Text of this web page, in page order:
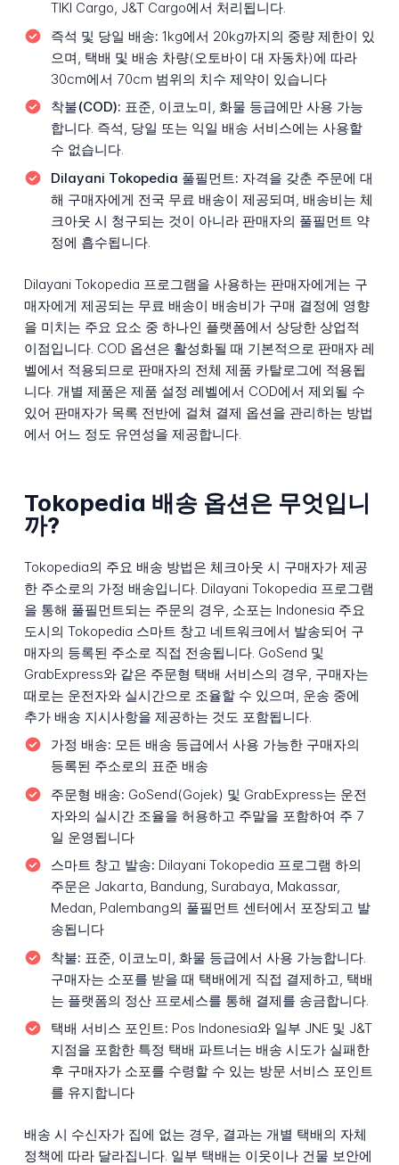
TIKI Cargo, J&T Cargo에서 처리됩니다.
즉석 및 당일 배송: 1kg에서 20kg까지의 중량 제한이 있
으며, 택배 및 배송 차량(오토바이 대 자동차)에 따라
30cm에서 70cm 범위의 치수 제약이 있습니다
착불(COD): 표준, 이코노미, 화물 등급에만 사용 가능
합니다. 즉석, 당일 또는 익일 배송 서비스에는 사용할
수 없습니다.
Dilayani Tokopedia 풀필먼트: 자격을 갖춘 주문에 대
해 구매자에게 전국 무료 배송이 제공되며, 배송비는 체
크아웃 시 청구되는 것이 아니라 판매자의 풀필먼트 약
정에 흡수됩니다.
Dilayani Tokopedia 프로그램을 사용하는 판매자에게는 구
매자에게 제공되는 무료 배송이 배송비가 구매 결정에 영향
을 미치는 주요 요소 중 하나인 플랫폼에서 상당한 상업적
이점입니다. COD 옵션은 활성화될 때 기본적으로 판매자 레
벨에서 적용되므로 판매자의 전체 제품 카탈로그에 적용됩
니다. 개별 제품은 제품 설정 레벨에서 COD에서 제외될 수
있어 판매자가 목록 전반에 걸쳐 결제 옵션을 관리하는 방법
에서 어느 정도 유연성을 제공합니다.
Tokopedia 배송 옵션은 무엇입니
까?
Tokopedia의 주요 배송 방법은 체크아웃 시 구매자가 제공
한 주소로의 가정 배송입니다. Dilayani Tokopedia 프로그램
을 통해 풀필먼트되는 주문의 경우, 소포는 Indonesia 주요
도시의 Tokopedia 스마트 창고 네트워크에서 발송되어 구
매자의 등록된 주소로 직접 전송됩니다. GoSend 및
GrabExpress와 같은 주문형 택배 서비스의 경우, 구매자는
때로는 운전자와 실시간으로 조율할 수 있으며, 운송 중에
추가 배송 지시사항을 제공하는 것도 포함됩니다.
가정 배송: 모든 배송 등급에서 사용 가능한 구매자의
등록된 주소로의 표준 배송
주문형 배송: GoSend(Gojek) 및 GrabExpress는 운전
자와의 실시간 조율을 허용하고 주말을 포함하여 주 7
일 운영됩니다
스마트 창고 발송: Dilayani Tokopedia 프로그램 하의
주문은 Jakarta, Bandung, Surabaya, Makassar,
Medan, Palembang의 풀필먼트 센터에서 포장되고 발
송됩니다
착불: 표준, 이코노미, 화물 등급에서 사용 가능합니다.
구매자는 소포를 받을 때 택배에게 직접 결제하고, 택배
는 플랫폼의 정산 프로세스를 통해 결제를 송금합니다.
택배 서비스 포인트: Pos Indonesia와 일부 JNE 및 J&T
지점을 포함한 특정 택배 파트너는 배송 시도가 실패한
후 구매자가 소포를 수령할 수 있는 방문 서비스 포인트
를 유지합니다
배송 시 수신자가 집에 없는 경우, 결과는 개별 택배의 자체
정책에 따라 달라집니다. 일부 택배는 이웃이나 건물 보안에